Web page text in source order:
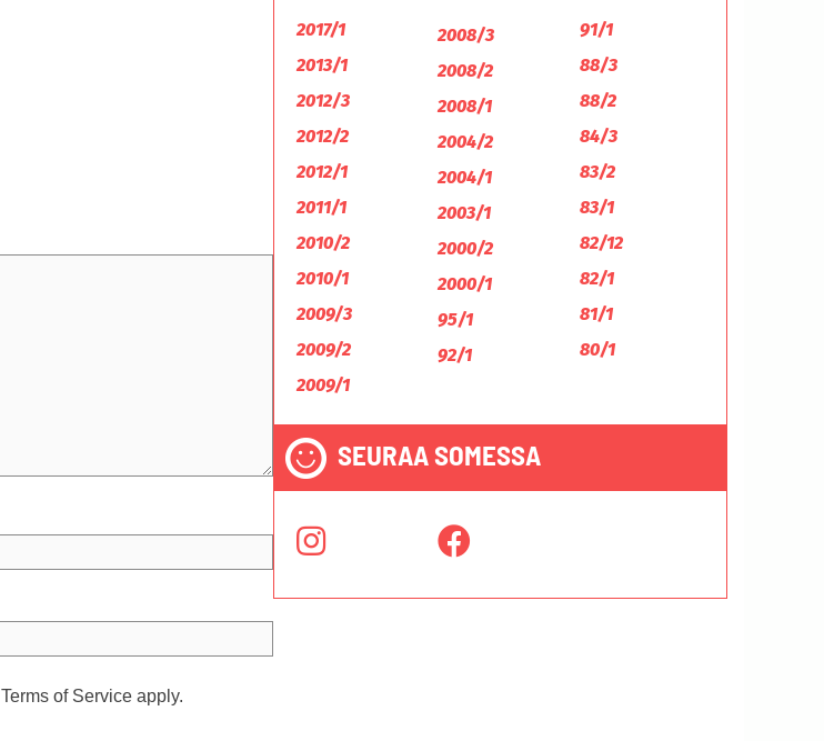
Terms of Service apply.
2017/1
2013/1
2012/3
2012/2
2012/1
2011/1
2010/2
2010/1
2009/3
2009/2
2009/1
2008/3
2008/2
2008/1
2004/2
2004/1
2003/1
2000/2
2000/1
95/1
92/1
91/1
88/3
88/2
84/3
83/2
83/1
82/12
82/1
81/1
80/1
SEURAA SOMESSA